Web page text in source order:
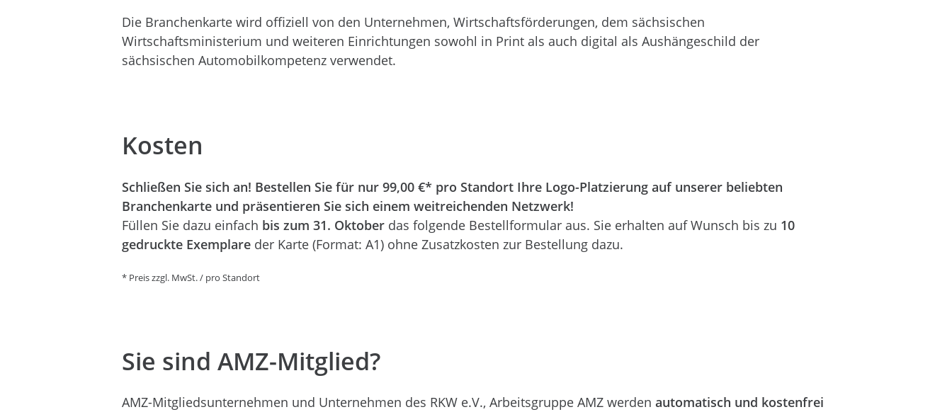
Die Branchenkarte wird offiziell von den Unternehmen, Wirtschaftsförderungen, dem sächsischen
Wirtschaftsministerium und weiteren Einrichtungen sowohl in Print als auch digital als Aushängeschild der
sächsischen Automobilkompetenz verwendet.
Kosten
Schließen Sie sich an! Bestellen Sie für nur 99,00 €* pro Standort Ihre Logo-Platzierung auf unserer beliebten
Branchenkarte und präsentieren Sie sich einem weitreichenden Netzwerk!
Füllen Sie dazu einfach bis zum 31. Oktober das folgende Bestellformular aus. Sie erhalten auf Wunsch bis zu 10
gedruckte Exemplare der Karte (Format: A1) ohne Zusatzkosten zur Bestellung dazu.
* Preis zzgl. MwSt. / pro Standort
Sie sind AMZ-Mitglied?
AMZ-Mitgliedsunternehmen und Unternehmen des RKW e.V., Arbeitsgruppe AMZ werden automatisch und kostenfrei